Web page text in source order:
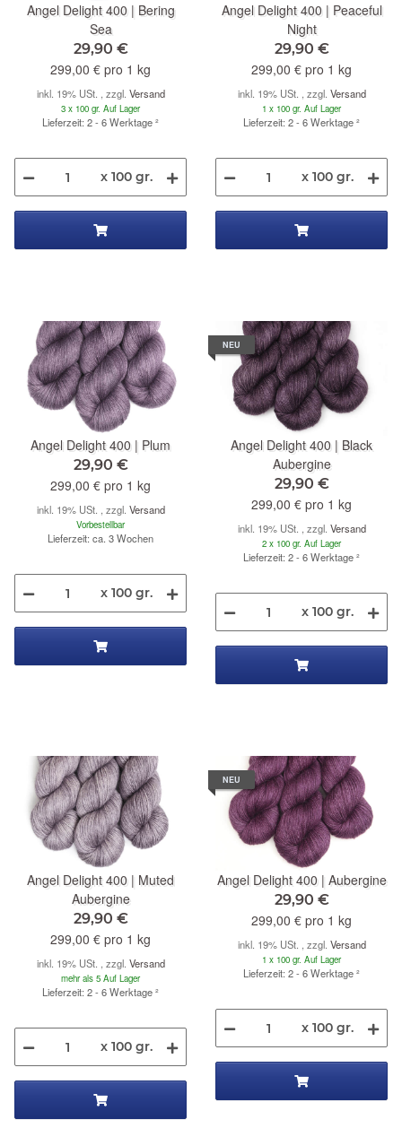
Angel Delight 400 | Bering
Sea
29,90 €
299,00 € pro 1 kg
inkl. 19% USt. , zzgl. Versand
3 x 100 gr. Auf Lager
Lieferzeit: 2 - 6 Werktage²
x 100 gr.
Angel Delight 400 | Peaceful
Night
29,90 €
299,00 € pro 1 kg
inkl. 19% USt. , zzgl. Versand
1 x 100 gr. Auf Lager
Lieferzeit: 2 - 6 Werktage²
x 100 gr.
Angel Delight 400 | Plum
29,90 €
299,00 € pro 1 kg
inkl. 19% USt. , zzgl. Versand
Vorbestellbar
Lieferzeit: ca. 3 Wochen
x 100 gr.
NEU
Angel Delight 400 | Black
Aubergine
29,90 €
299,00 € pro 1 kg
inkl. 19% USt. , zzgl. Versand
2 x 100 gr. Auf Lager
Lieferzeit: 2 - 6 Werktage²
x 100 gr.
Angel Delight 400 | Muted
Aubergine
29,90 €
299,00 € pro 1 kg
inkl. 19% USt. , zzgl. Versand
mehr als 5 Auf Lager
Lieferzeit: 2 - 6 Werktage²
x 100 gr.
NEU
Angel Delight 400 | Aubergine
29,90 €
299,00 € pro 1 kg
inkl. 19% USt. , zzgl. Versand
1 x 100 gr. Auf Lager
Lieferzeit: 2 - 6 Werktage²
x 100 gr.